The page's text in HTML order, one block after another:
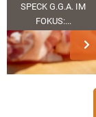
SPECK G.G.A. IM
FOKUS:...